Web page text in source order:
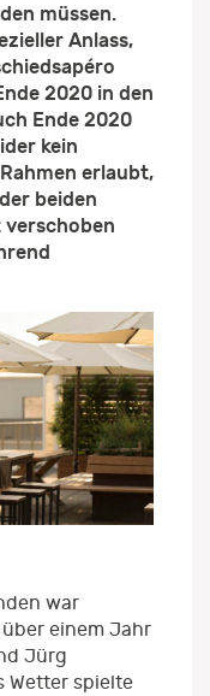
müssen.
Anlass,
2020 in den
Ende 2020
kein
erlaubt,
beiden
war
einem Jahr
Jürg
Wetter spielte